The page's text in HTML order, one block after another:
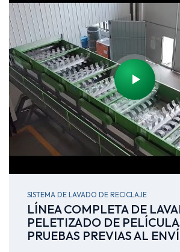
SISTEMA DE LAVADO DE RECICLAJE
LÍNEA COMPLETA DE
PELETIZADO DE
PRUEBAS PREVIAS AL